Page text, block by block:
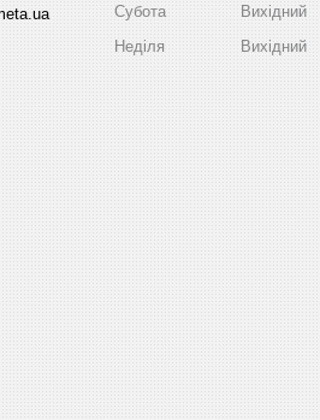
Субота
Вихідний
Неділя
Вихідний